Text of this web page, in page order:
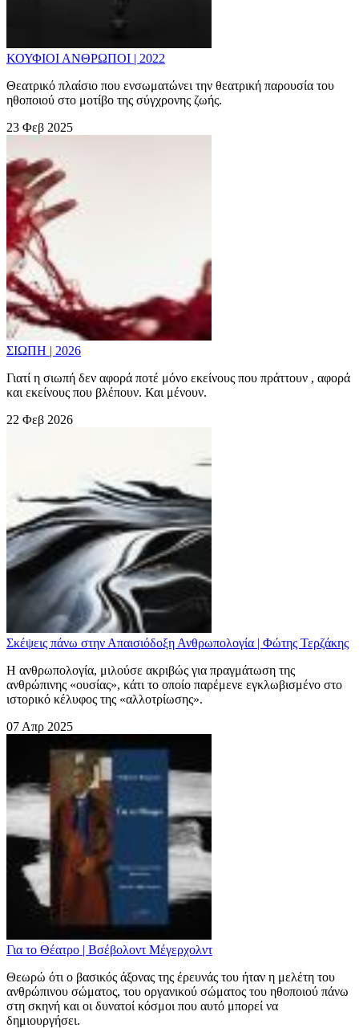
ΚΟΥΦΙΟΙ ΑΝΘΡΩΠΟΙ | 2022
Θεατρικό πλαίσιο που ενσωματώνει την θεατρική παρουσία του
ηθοποιού στο μοτίβο της σύγχρονης ζωής.
23 Φεβ 2025
ΣΙΩΠΗ | 2026
Γιατί η σιωπή δεν αφορά ποτέ μόνο εκείνους που πράττουν , αφορά
και εκείνους που βλέπουν. Και μένουν.
22 Φεβ 2026
Σκέψεις πάνω στην Απαισιόδοξη Ανθρωπολογία | Φώτης Τερζάκης
Η ανθρωπολογία, μιλούσε ακριβώς για πραγμάτωση της
ανθρώπινης «ουσίας», κάτι το οποίο παρέμενε εγκλωβισμένο στο
ιστορικό κέλυφος της «αλλοτρίωσης».
07 Απρ 2025
Για το Θέατρο | Βσέβολοντ Μέγερχολντ
Θεωρώ ότι ο βασικός άξονας της έρευνάς του ήταν η μελέτη του
ανθρώπινου σώματος, του οργανικού σώματος του ηθοποιού πάνω
στη σκηνή και οι δυνατοί κόσμοι που αυτό μπορεί να
δημιουργήσει.